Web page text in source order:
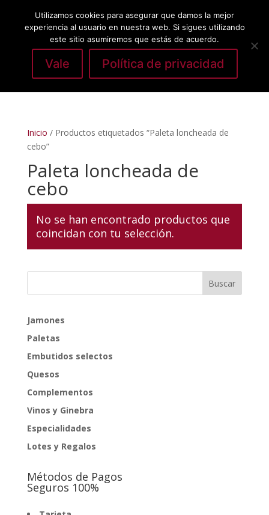
Seleccionar página
Inicio / Productos etiquetados “Paleta loncheada de
cebo”
Paleta loncheada de
cebo
No se han encontrado productos que
coincidan con tu selección.
Jamones
Paletas
Embutidos selectos
Quesos
Complementos
Vinos y Ginebra
Especialidades
Lotes y Regalos
Métodos de Pagos
Seguros 100%
Utilizamos cookies para asegurar que damos la mejor
experiencia al usuario en nuestra web. Si sigues utilizando
este sitio asumiremos que estás de acuerdo.
Vale Política de privacidad